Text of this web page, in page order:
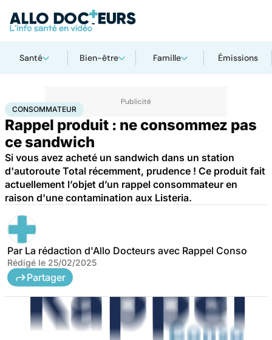
Santé Bien-être Famille Émissions
AccueilSantéConsommateur
CONSOMMATEUR
Rappel produit : ne consommez pas
ce sandwich
Si vous avez acheté un sandwich dans un station
d'autoroute Total récemment, prudence ! Ce produit fait
actuellement l’objet d’un rappel consommateur en
raison d'une contamination aux Listeria.
Par La rédaction d'Allo Docteurs avec Rappel Conso
Rédigé le 25/02/2025
Partager